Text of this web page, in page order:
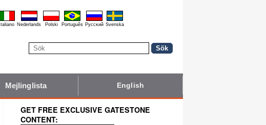
Italiano Nederlands Polski Português Pyccĸий Svenska
Mejlinglista English
GET FREE EXCLUSIVE GATESTONE
CONTENT: